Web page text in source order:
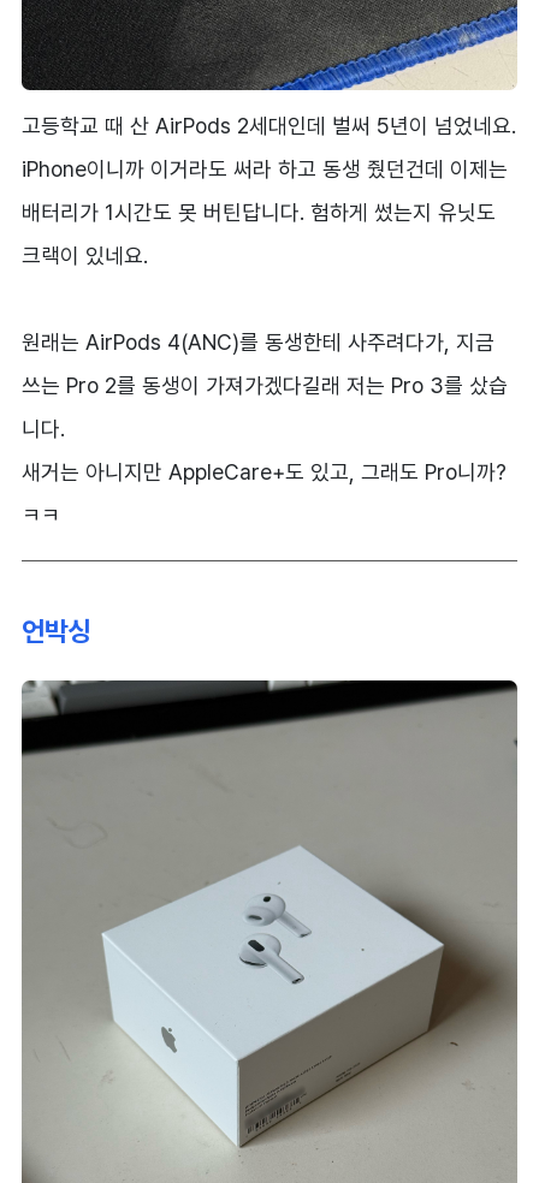
고등학교 때 산 AirPods 2세대인데 벌써 5년이 넘었네요.
iPhone이니까 이거라도 써라 하고 동생 줬던건데 이제는
배터리가 1시간도 못 버틴답니다. 험하게 썼는지 유닛도
크랙이 있네요.
원래는 AirPods 4(ANC)를 동생한테 사주려다가, 지금
쓰는 Pro 2를 동생이 가져가겠다길래 저는 Pro 3를 샀습
니다.
새거는 아니지만 AppleCare+도 있고, 그래도 Pro니까?
ㅋㅋ
언박싱